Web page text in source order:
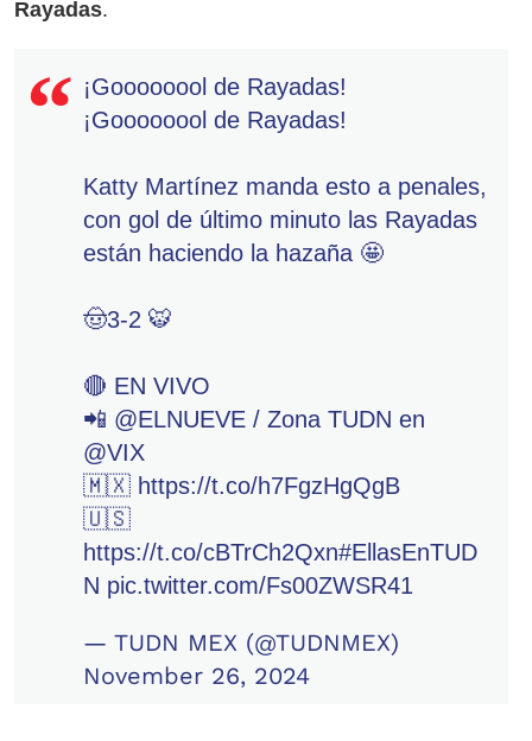
Rayadas.
¡Goooooool de Rayadas!
¡Goooooool de Rayadas!
Katty Martínez manda esto a penales,
con gol de último minuto las Rayadas
están haciendo la hazaña 🤩
🤠3-2 🐯
🔴 EN VIVO
📲 @ELNUEVE / Zona TUDN en
@VIX
🇲🇽 https://t.co/h7FgzHgQgB
🇺🇸
https://t.co/cBTrCh2Qxn#EllasEnTUD
N pic.twitter.com/Fs00ZWSR41
— TUDN MEX (@TUDNMEX)
November 26, 2024